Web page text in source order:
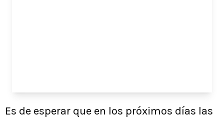
Es de esperar que en los próximos días las